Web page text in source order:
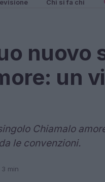
Chi si fa chi
nuovo
un
Chiamalo
le convenzioni.
3 min